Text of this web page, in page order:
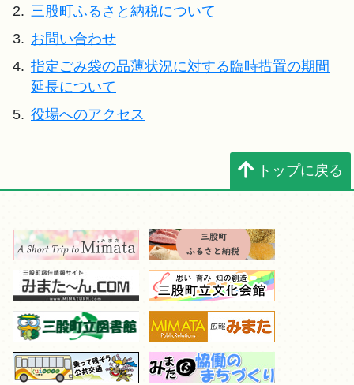
2. 三股町ふるさと納税について
3. お問い合わせ
4. 指定ごみ袋の品薄状況に対する臨時措置の期間
延長について
5. 役場へのアクセス
トップに戻る